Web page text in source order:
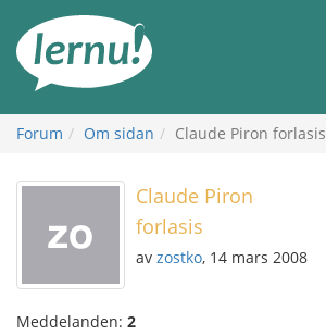
sidans
innehåll
Forum Om sidan Claude Piron forlasis
Claude Piron
forlasis
av zostko, 14 mars 2008
Meddelanden: 2